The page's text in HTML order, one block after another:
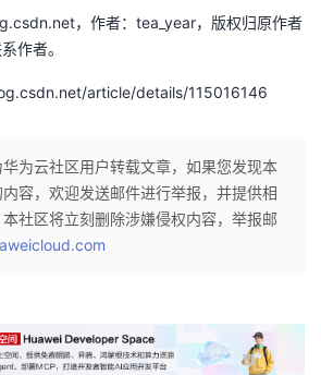
，作者：tea_year，版权归原作者
作者。
article/details/115016146
华为云社区用户转载文章，如果您发现本
容，欢迎发送邮件进行举报，并提供相
社区将立刻删除涉嫌侵权内容，举报邮